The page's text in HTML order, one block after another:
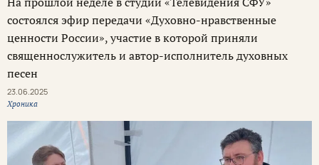
состоялся эфир передачи «Духовно-нравственные
ценности России», участие в которой приняли
священнослужитель и автор-исполнитель духовных
песен
23.06.2025
Хроника